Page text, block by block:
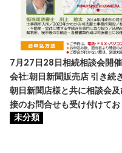
7月27日28日相続相談会開
会社:朝日新聞販売店 引き続
朝日新聞店様と共に相談会
接のお問合せも受け付けて
未分類